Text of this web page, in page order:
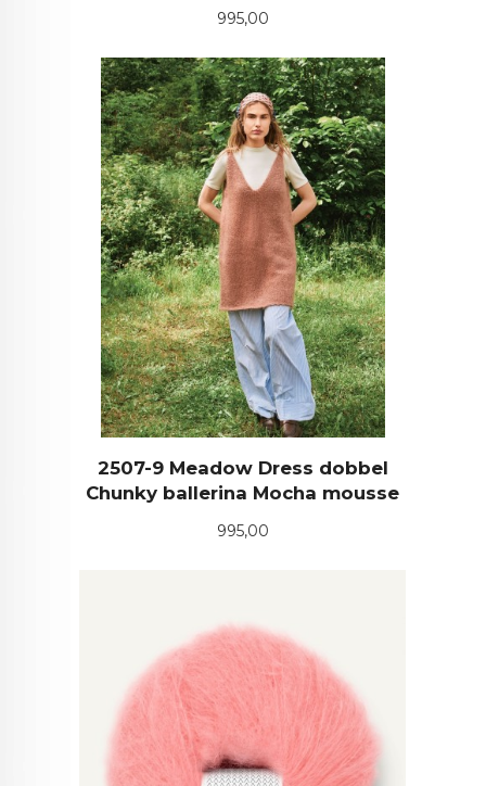
Pris
995,00
2507-9 Meadow Dress dobbel
Chunky ballerina Mocha mousse
Pris
995,00